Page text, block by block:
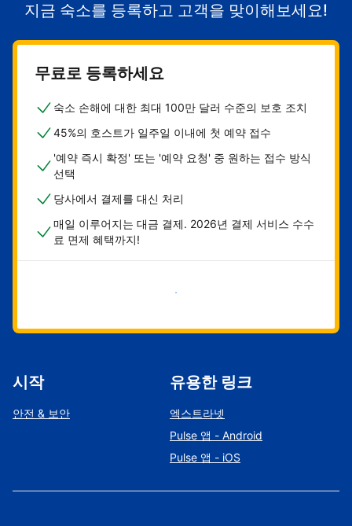
지금 숙소를 등록하고 고객을 맞이해보세요!
무료로 등록하세요
숙소 손해에 대한 최대 100만 달러 수준의 보호 조치
45%의 호스트가 일주일 이내에 첫 예약 접수
'예약 즉시 확정' 또는 '예약 요청' 중 원하는 접수 방식
선택
당사에서 결제를 대신 처리
매일 이루어지는 대금 결제. 2026년 결제 서비스 수수
료 면제 혜택까지!
지금 시작하기
시작
안전 & 보안
유용한 링크
엑스트라넷
Pulse 앱 - Android
Pulse 앱 - iOS